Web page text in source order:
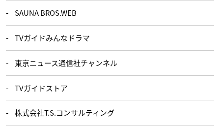
SAUNA BROS.WEB
TVガイドみんなドラマ
東京ニュース通信社チャンネル
TVガイドストア
株式会社T.S.コンサルティング